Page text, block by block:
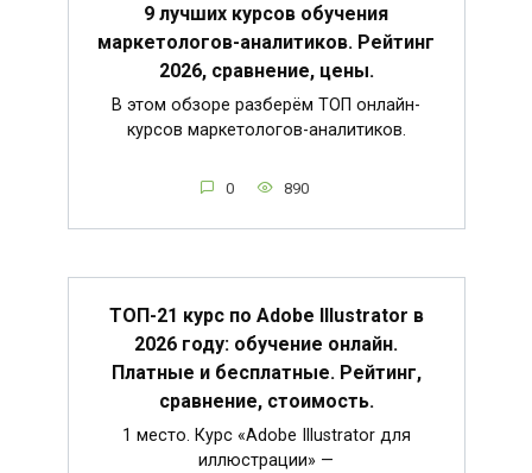
9 лучших курсов обучения
маркетологов-аналитиков. Рейтинг
2026, сравнение, цены.
В этом обзоре разберём ТОП онлайн-
курсов маркетологов-аналитиков.
0 890
ТОП-21 курс по Adobe Illustrator в
2026 году: обучение онлайн.
Платные и бесплатные. Рейтинг,
сравнение, стоимость.
1 место. Курс «Adobe Illustrator для
иллюстрации» —